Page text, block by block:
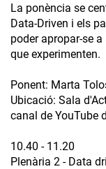
La ponència se
Data-Driven i els
poder apropar-se
que experimenten.
Ponent: Marta
Ubicació: Sala
canal de YouTube
10.40 - 11.20
Plenària 2 - Data